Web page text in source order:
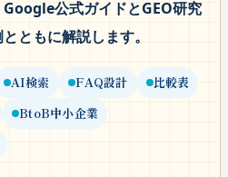
公式ガイドとGEO研究
ともに解説します。
AI検索 FAQ設計
比較表
BtoB中小企業